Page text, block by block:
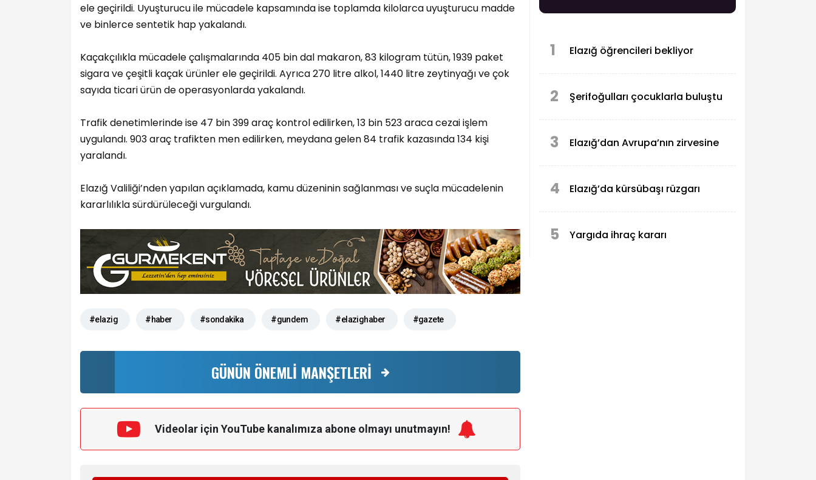
ele geçirildi. Uyuşturucu ile mücadele kapsamında ise toplamda kilolarca uyuşturucu madde
ve binlerce sentetik hap yakalandı.
Kaçakçılıkla mücadele çalışmalarında 405 bin dal makaron, 83 kilogram tütün, 1939 paket
sigara ve çeşitli kaçak ürünler ele geçirildi. Ayrıca 270 litre alkol, 1440 litre zeytinyağı ve çok
sayıda ticari ürün de operasyonlarda yakalandı.
Trafik denetimlerinde ise 47 bin 399 araç kontrol edilirken, 13 bin 523 araca cezai işlem
uygulandı. 903 araç trafikten men edilirken, meydana gelen 84 trafik kazasında 134 kişi
yaralandı.
Elazığ Valiliği’nden yapılan açıklamada, kamu düzeninin sağlanması ve suçla mücadelenin
kararlılıkla sürdürüleceği vurgulandı.
#elazig #haber #sondakika #gundem #elazighaber #gazete
GÜNÜN ÖNEMLİ MANŞETLERİ
Videolar için YouTube kanalımıza abone olmayı unutmayın!
1 Elazığ öğrencileri bekliyor
2 Şerifoğulları çocuklarla buluştu
3 Elazığ’dan Avrupa’nın zirvesine
4 Elazığ’da kürsübaşı rüzgarı
5 Yargıda ihraç kararı